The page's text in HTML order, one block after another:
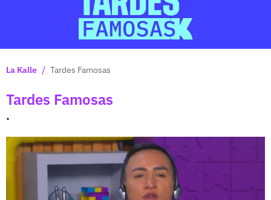
La Kalle / Tardes Famosas
Tardes Famosas
.